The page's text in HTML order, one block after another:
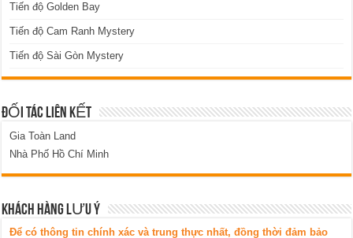
Tiến độ Golden Bay
Tiến độ Cam Ranh Mystery
Tiến độ Sài Gòn Mystery
ĐỐI TÁC LIÊN KẾT
Gia Toàn Land
Nhà Phố Hồ Chí Minh
KHÁCH HÀNG LƯU Ý
Để có thông tin chính xác và trung thực nhất, đồng thời đảm bảo